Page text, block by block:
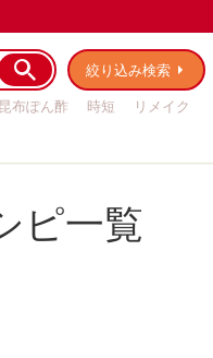
絞り込み検索
昆布ぽん酢 時短
リメイク
ピ一覧